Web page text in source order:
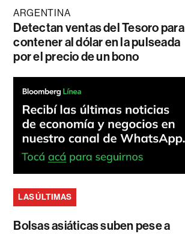
ARGENTINA
Detectan ventas del Tesoro para
contener al dólar en la pulseada
por el precio de un bono
LAS ÚLTIMAS
Bolsas asiáticas suben pese a